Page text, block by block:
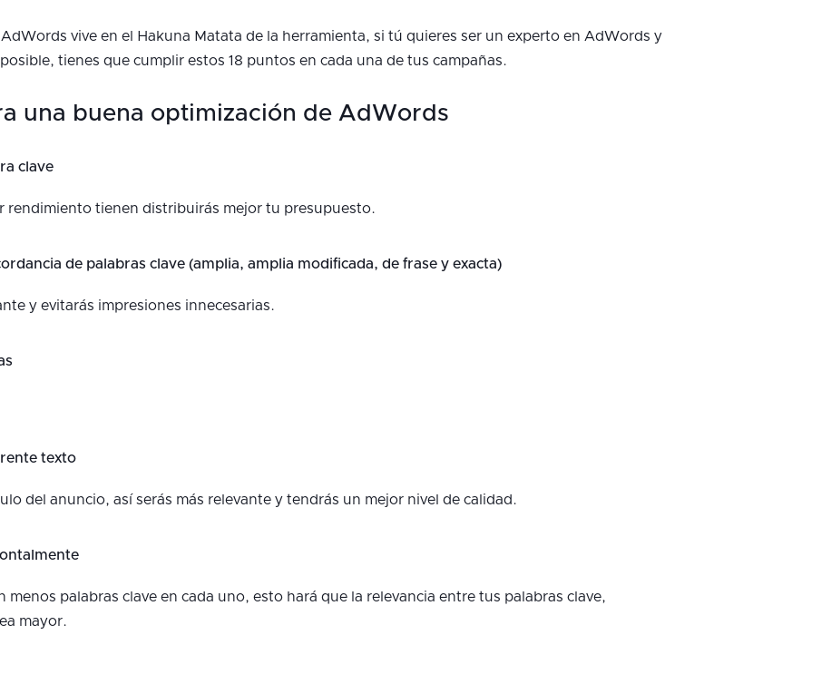
vive en el Hakuna Matata de la herramienta, si tú quieres ser un experto en AdWords y
tienes que cumplir estos 18 puntos en cada una de tus campañas.
una buena optimización de AdWords
clave
rendimiento tienen distribuirás mejor tu presupuesto.
de palabras clave (amplia, amplia modificada, de frase y exacta)
y evitarás impresiones innecesarias.
texto
del anuncio, así serás más relevante y tendrás un mejor nivel de calidad.
menos palabras clave en cada uno, esto hará que la relevancia entre tus palabras clave,
mayor.